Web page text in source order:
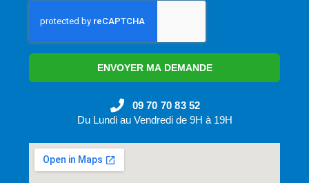
ENVOYER MA DEMANDE
09 70 70 83 52
Du Lundi au Vendredi de 9H à 19H